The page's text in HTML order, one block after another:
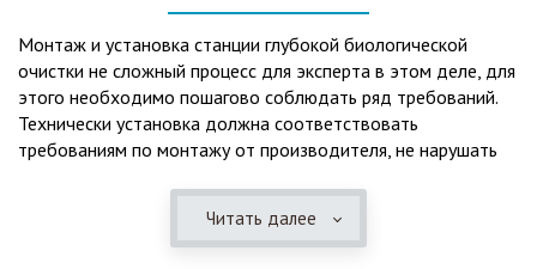
Монтаж и установка станции глубокой биологической
очистки не сложный процесс для эксперта в этом деле, для
этого необходимо пошагово соблюдать ряд требований.
Технически установка должна соответствовать
требованиям по монтажу от производителя, не нарушать
представления о требованиях ПУЭ, ведь не качественный
монтаж может привезти не только к выходу из строя
Читать далее